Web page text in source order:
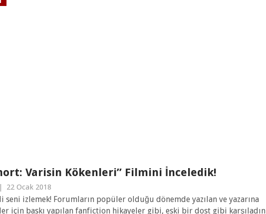
Varisin Kökenleri” Filmini İnceledik!
| 22 Ocak 2018
seni izlemek! Forumların popüler olduğu dönemde yazılan ve yazarına
için baskı yapılan fanfiction hikayeler gibi, eski bir dost gibi karşıladın